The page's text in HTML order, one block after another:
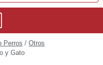
Perros / Otros
y Gato